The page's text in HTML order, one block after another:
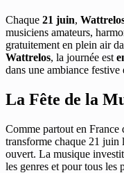
Chaque 21 juin,
musiciens amateurs,
gratuitement en plein air
Wattrelos, la journée est
dans une ambiance festive
La Fête de la
Comme partout en
transforme chaque 21 juin
ouvert. La musique
les genres et pour tous les